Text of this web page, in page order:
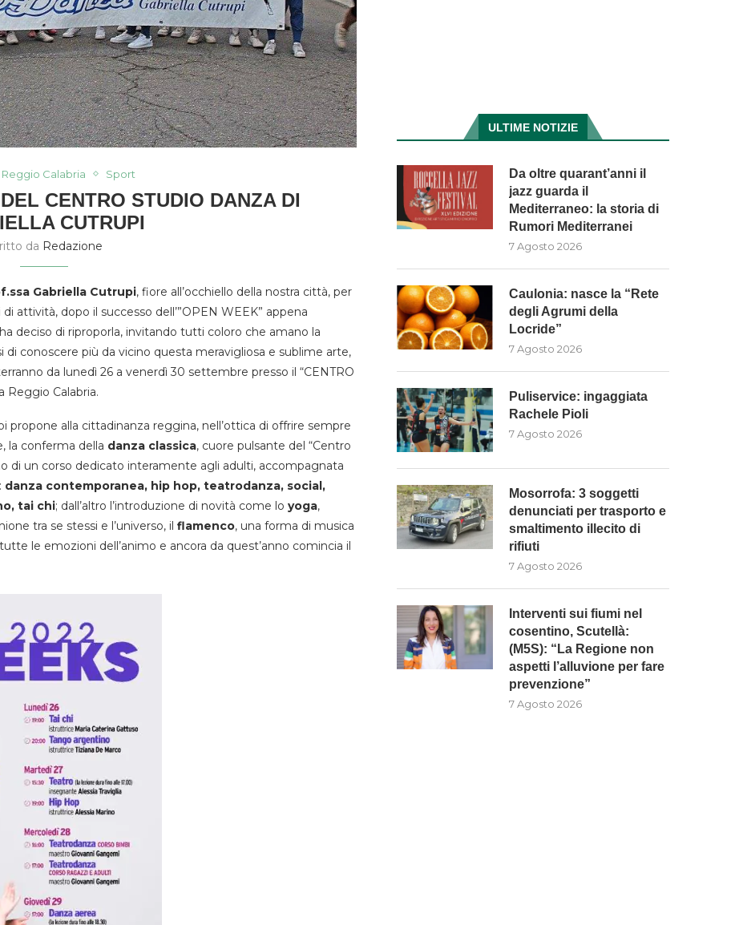
Reggio Calabria Sport
CENTRO STUDIO DANZA DI
CUTRUPI
da Redazione
Gabriella Cutrupi, fiore all’occhiello della nostra città, per
attività, dopo il successo dell’”OPEN WEEK” appena
deciso di riproporla, invitando tutti coloro che amano la
conoscere più da vicino questa meravigliosa e sublime arte,
da lunedì 26 a venerdì 30 settembre presso il “CENTRO
Reggio Calabria.
alla cittadinanza reggina, nell’ottica di offrire sempre
la conferma della danza classica, cuore pulsante del “Centro
di un corso dedicato interamente agli adulti, accompagnata
danza contemporanea, hip hop, teatrodanza, social,
tai chi; dall’altro l’introduzione di novità come lo yoga,
tra se stessi e l’universo, il flamenco, una forma di musica
le emozioni dell’animo e ancora da quest’anno comincia il
ULTIME NOTIZIE
Da oltre quarant’anni il
jazz guarda il
Mediterraneo: la storia di
Rumori Mediterranei
7 Agosto 2026
Caulonia: nasce la “Rete
degli Agrumi della
Locride”
7 Agosto 2026
Puliservice: ingaggiata
Rachele Pioli
7 Agosto 2026
Mosorrofa: 3 soggetti
denunciati per trasporto e
smaltimento illecito di
rifiuti
7 Agosto 2026
Interventi sui fiumi nel
cosentino, Scutellà:
(M5S): “La Regione non
aspetti l’alluvione per fare
prevenzione”
7 Agosto 2026